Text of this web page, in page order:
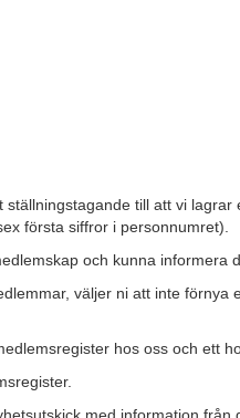
till att vi
första siffror i personnumret).
och kunna informera
väljer ni att inte
hos oss och ett